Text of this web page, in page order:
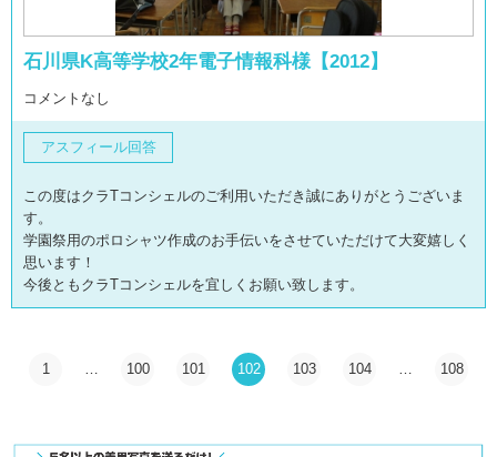
石川県K高等学校2年電子情報科様【2012】
コメントなし
アスフィール回答
この度はクラTコンシェルのご利用いただき誠にありがとうございま
す。
学園祭用のポロシャツ作成のお手伝いをさせていただけて大変嬉しく
思います！
今後ともクラTコンシェルを宜しくお願い致します。
1 … 100 101 102 103 104 … 108